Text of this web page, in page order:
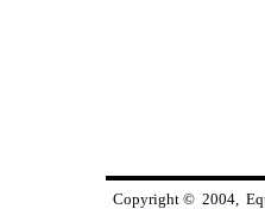
Copyright © 2004,